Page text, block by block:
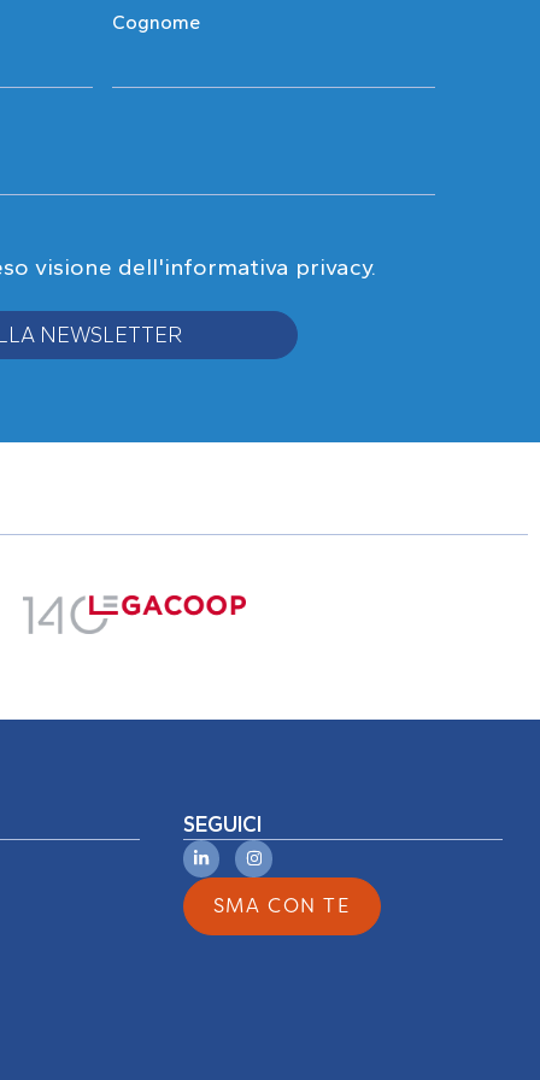
Cognome
visione dell'informativa privacy.
NEWSLETTER
SEGUICI
SMA CON TE